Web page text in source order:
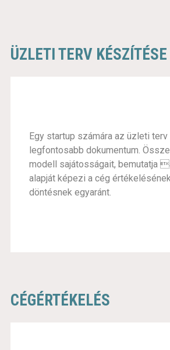
ÜZLETI TERV KÉSZÍTÉSE
Egy startup számára az üzleti
legfontosabb dokumentum.
modell sajátosságait, bemutatja
alapját képezi a cég
döntésnek egyaránt.
CÉGÉRTÉKELÉS